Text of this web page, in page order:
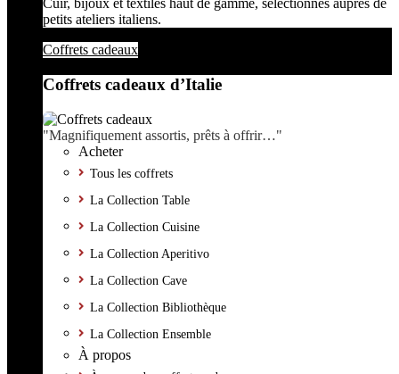
Cuir, bijoux et textiles haut de gamme, sélectionnés auprès de
petits ateliers italiens.
Coffrets cadeaux
Coffrets cadeaux d’Italie
"Magnifiquement assortis, prêts à offrir…"
Acheter
Tous les coffrets
La Collection Table
La Collection Cuisine
La Collection Aperitivo
La Collection Cave
La Collection Bibliothèque
La Collection Ensemble
À propos